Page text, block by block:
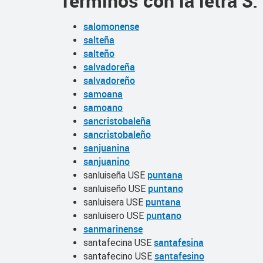
salomonense
salteña
salteño
salvadoreña
salvadoreño
samoana
samoano
sancristobaleña
sancristobaleño
sanjuanina
sanjuanino
sanluiseña USE puntana
sanluiseño USE puntano
sanluisera USE puntana
sanluisero USE puntano
sanmarinense
santafecina USE santafesina
santafecino USE santafesino